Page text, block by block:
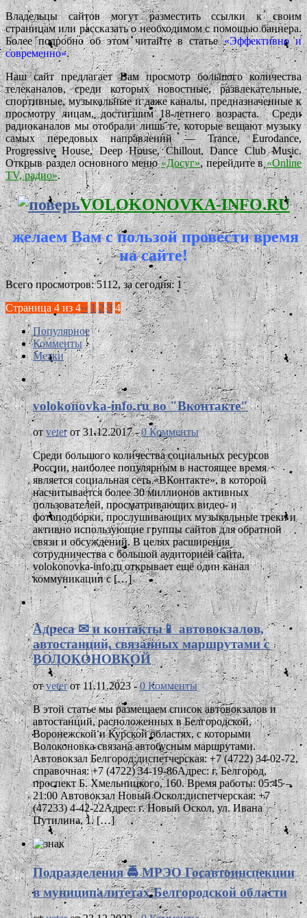
Владельцы сайтов могут разместить ссылки к своим
страницам или рассказать о необходимом с помощью баннера.
Более подробно об этом читайте в статье«Эффективно и
современно».
Наш сайт предлагает Вам просмотр большого количества
телеканалов, среди которых новостные, развлекательные,
спортивные, музыкальные и даже каналы, предназначенные к
просмотру лицам, достигшим 18-летнего возраста. Среди
радиоканалов мы отобрали лишь те, которые вещают музыку
самых передовых направлений — Trance, Eurodance,
Progressive House, Deep House, Chillout, Dance Club Music.
Открыв раздел основного меню«Досуг», перейдите в«Online
TV, радио».
VOLOKONOVKA-INFO.RU
желаем Вам с пользой провести время
на сайте!
Всего просмотров: 5112, за сегодня: 1
Страница 4 из 4‹‹ 1 2 3 4
Популярное
Комменты
Метки
volokonovka-info.ru во "Вконтакте"
от veterот 31.12.2017 -0 Комменты
Среди большого количества социальных ресурсов
России, наиболее популярным в настоящее время
является социальная сеть «ВКонтакте», в которой
насчитывается более 30 миллионов активных
пользователей, просматривающих видео- и
фотоподборки, прослушивающих музыкальные треки и
активно использующие группы сайтов для обратной
связи и обсуждений. В целях расширения
сотрудничества с большой аудиторией сайта,
volokonovka-info.ru открывает ещё один канал
коммуникации с […]
Адреса ✉ и контакты📱 автовокзалов,
автостанций, связанных маршрутами с
ВОЛОКОНОВКОЙ
отveterот 11.11.2023 -0 Комменты
В этой статье мы размещаем список автовокзалов и
автостанций, расположенных в Белгородской,
Воронежской и Курской областях, с которыми
Волоконовка связана автобусным маршрутами.
Автовокзал Белгород:диспетчерская: +7 (4722) 34-02-72,
справочная: +7 (4722) 34-19-86Адрес: г. Белгород,
проспект Б. Хмельницкого, 160. Время работы: 05:45 –
21:00 Автовокзал Новый Оскол:диспетчерская: +7
(47233) 4-42-22Адрес: г. Новый Оскол, ул. Ивана
Путилина, 1. […]
Подразделения 🚔 МРЭО Госавтоинспекции
в муниципалитетах Белгородской области